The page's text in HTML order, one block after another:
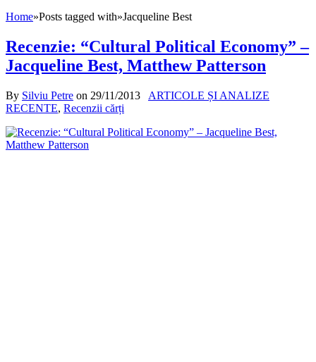
Home»Posts tagged with»Jacqueline Best
Recenzie: “Cultural Political Economy” –
Jacqueline Best, Matthew Patterson
By Silviu Petre on 29/11/2013
ARTICOLE ȘI ANALIZE
RECENTE, Recenzii cărți